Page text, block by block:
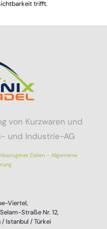
trifft.
von Kurzwaren und
und Industrie-AG
Daten – Allgemeine
Viertel,
Straße Nr. 12,
Istanbul / Türkei